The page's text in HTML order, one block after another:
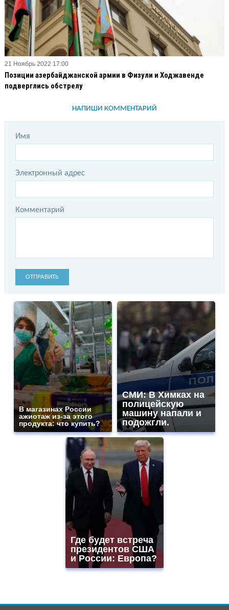
21 Ноябрь 2022 17:00
Позиции азербайджанской армии в Физули и Ходжавенде
подверглись обстрелу
НАПИШИ КОММЕНТАРИЙ
Имя
Электронный адрес
Комментарий
ОТПРАВИТЬ
В магазинах России
ажиотаж из-за этого
продукта: что купить?
СМИ: В Химках на
полицейскую
машину напали и
подожгли.
Где будет встреча
президентов США
и России: Европа?